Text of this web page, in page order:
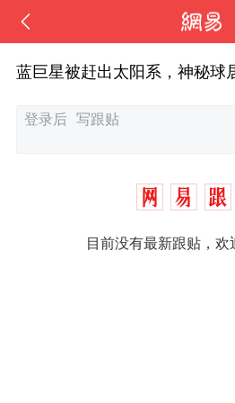
蓝巨星被赶出太阳系，神秘球
目前没有最新跟贴，欢